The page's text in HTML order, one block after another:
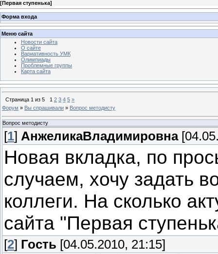
[Первая ступенька]
Форма входа
Меню сайта
Новости сайта
О сайте
Вариативность УМК
Олимпиады
Проблемные группы
Карта сайта
Страница 1 из 5 1 2 3 4 5 »
Форум » Вы спрашивали » Вопрос методисту
Вопрос методисту
[1] АнжеликаВладимировна
Новая вкладка, по
случаем, хочу задать
коллеги. На сколько
сайта "Первая
[2] Гость [04.05.2010, 21:15]